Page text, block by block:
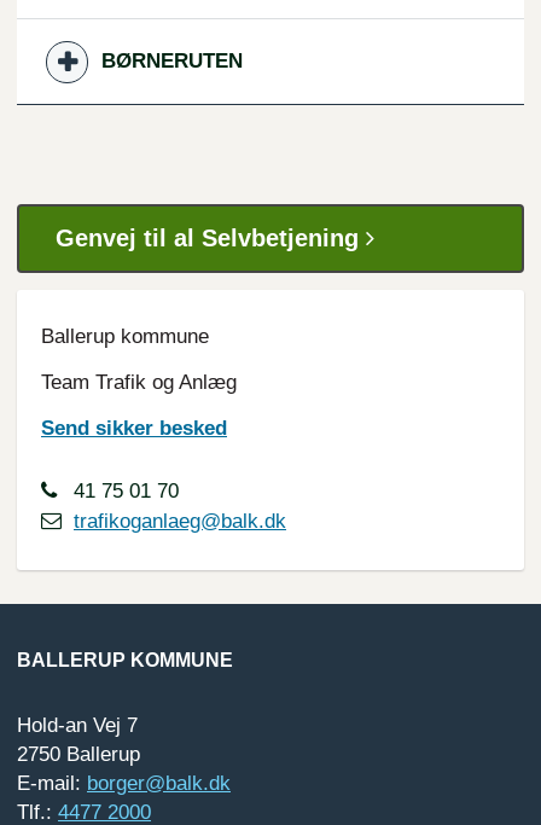
BØRNERUTEN
Genvej til al Selvbetjening
Ballerup kommune
Team Trafik og Anlæg
Send sikker besked
41 75 01 70
trafikoganlaeg@balk.dk
BALLERUP KOMMUNE
Hold-an Vej 7
2750 Ballerup
E-mail: borger@balk.dk
Tlf.: 4477 2000